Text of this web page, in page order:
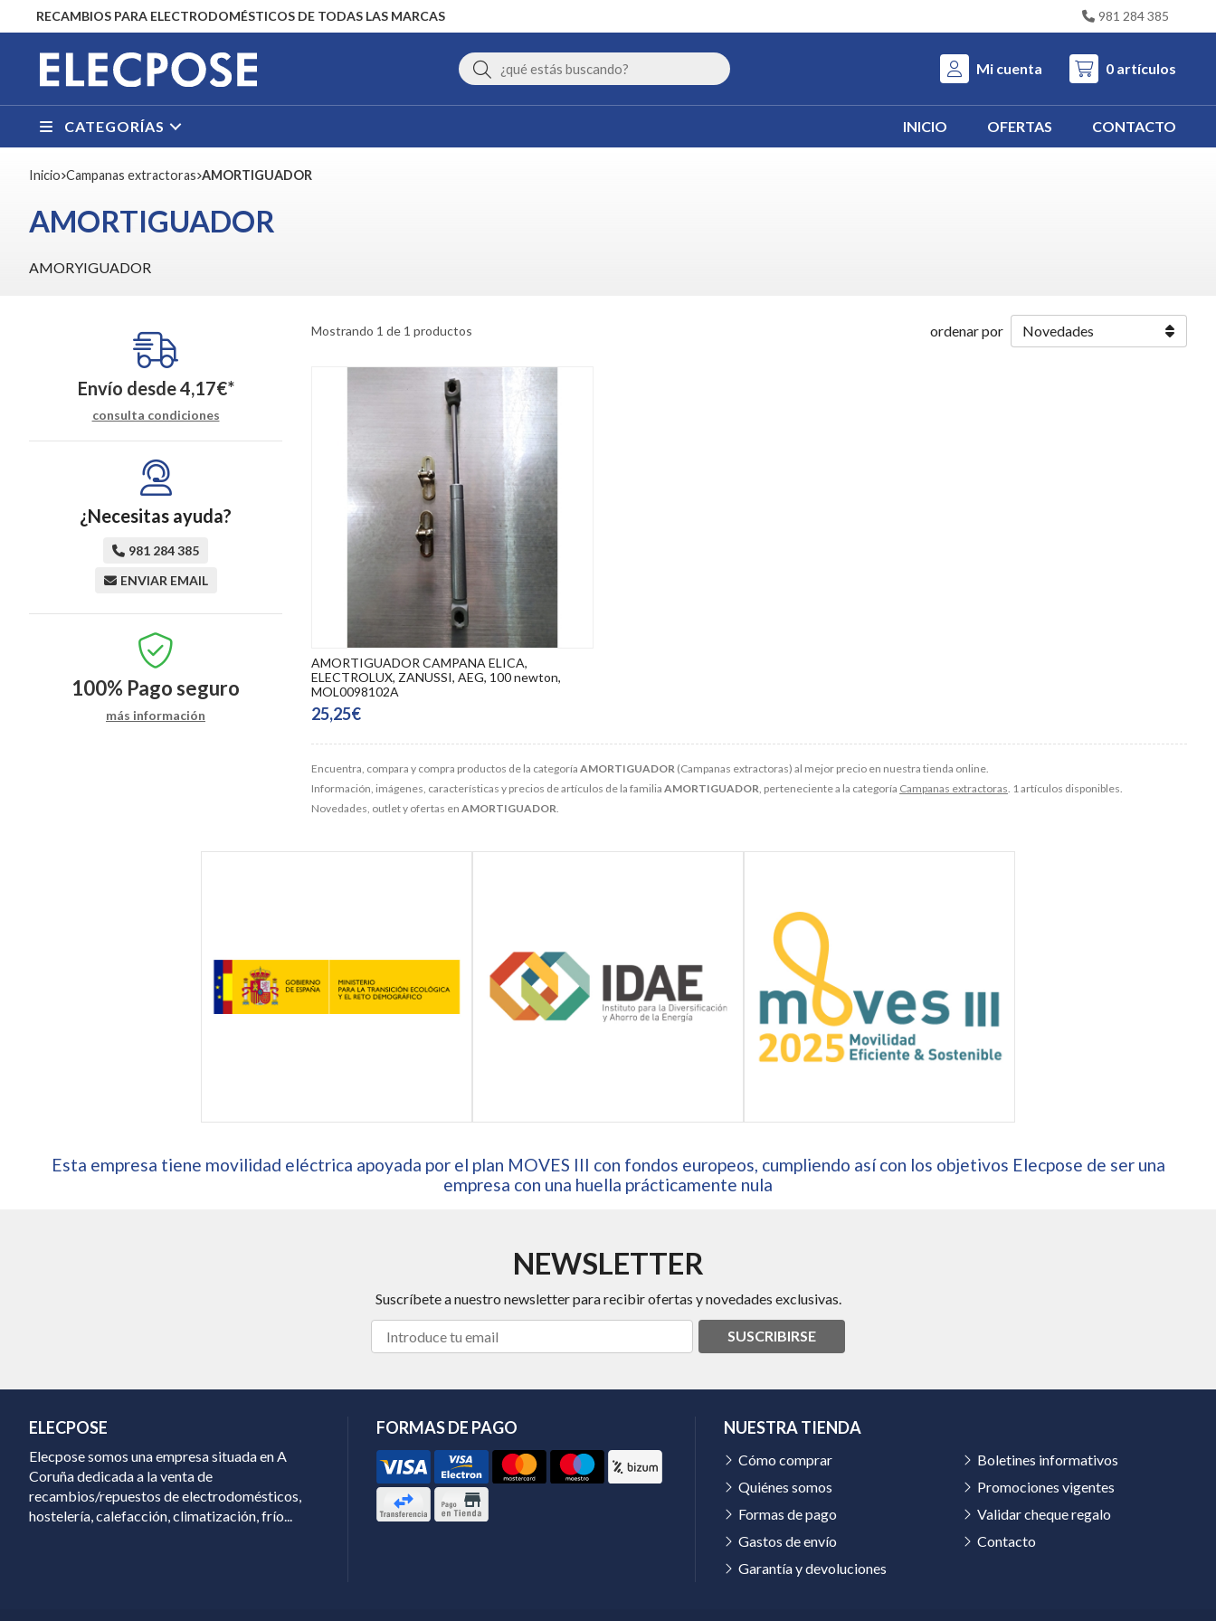
RECAMBIOS PARA ELECTRODOMÉSTICOS DE TODAS LAS MARCAS 981 284 385
Buscar Mi cuenta 0 artículos
CATEGORÍAS INICIO OFERTAS CONTACTO
Inicio campanas extractoras AMORTIGUADOR
AMORTIGUADOR
AMORYIGUADOR
Encuentra, compara y compra productos de la categoría AMORTIGUADOR (Campanas extractoras) al mejor precio en nuestra tienda online.
Información, imágenes, características y precios de artículos de la familia AMORTIGUADOR , perteneciente a la categoría Campanas extractoras . 1 artículos disponibles.
Novedades, outlet y ofertas en AMORTIGUADOR
Mostrando 1 de 1 productos ordenar por
AMORTIGUADOR CAMPANA ELICA,
ELECTROLUX, ZANUSSI, AEG, 100 newton,
MOL0098102A
25,25€
Envío desde4,17€*
consulta condiciones
¿Necesitas ayuda?
981 284 385
ENVIAR EMAIL
100% Pago seguro
más información
Esta empresa tiene movilidad eléctrica apoyada por el plan MOVES III con fondos europeos, cumpliendo así con los objetivos Elecpose de ser una
empresa con una huella prácticamente nula
NEWSLETTER
Suscríbete a nuestro newsletter para recibir ofertas y novedades exclusivas.
SUSCRIBIRSE
ELECPOSE
Elecpose somos una empresa situada en A
Coruña dedicada a la venta de
recambios/repuestos de electrodomésticos,
hostelería, calefacción, climatización, frío...
FORMAS DE PAGO NUESTRA TIENDA
Cómo comprar
Quiénes somos
Formas de pago
Gastos de envío
Garantía y devoluciones
Boletines informativos
Promociones vigentes
Validar cheque regalo
Contacto